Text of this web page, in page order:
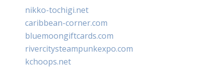
nikko-tochigi.net
caribbean-corner.com
bluemoongiftcards.com
rivercitysteampunkexpo.com
kchoops.net